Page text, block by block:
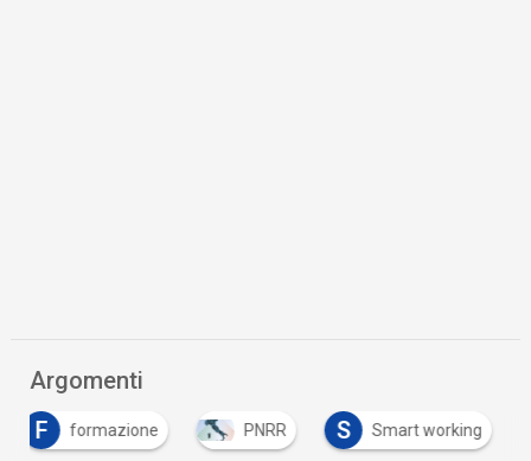
Argomenti
F
formazione PNRR S Smart working